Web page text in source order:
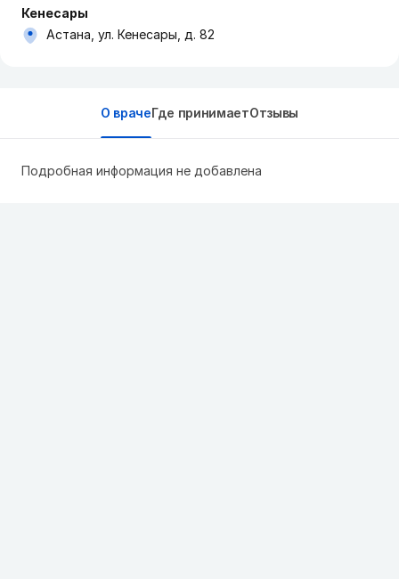
Кенесары
Астана, ул. Кенесары, д. 82
О врачеГде принимаетОтзывы
Подробная информация не добавлена